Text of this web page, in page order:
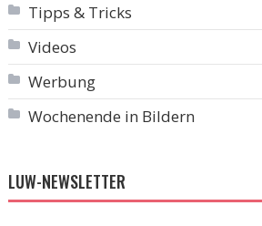
Tipps & Tricks
Videos
Werbung
Wochenende in Bildern
LUW-NEWSLETTER